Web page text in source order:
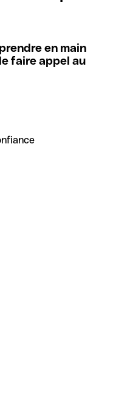
que vous devriez
de recherche de
Ainsi, vous pouvez
de réaliser vos
en main
faire appel au